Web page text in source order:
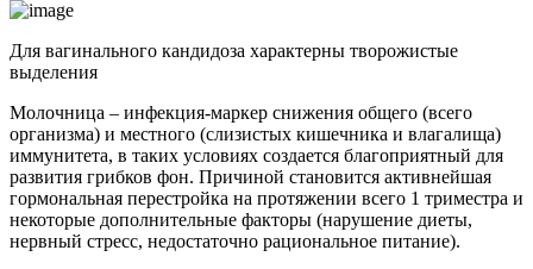
Для вагинального кандидоза характерны творожистые
выделения
Молочница – инфекция-маркер снижения общего (всего
организма) и местного (слизистых кишечника и влагалища)
иммунитета, в таких условиях создается благоприятный для
развития грибков фон. Причиной становится активнейшая
гормональная перестройка на протяжении всего 1 триместра и
некоторые дополнительные факторы (нарушение диеты,
нервный стресс, недостаточно рациональное питание).